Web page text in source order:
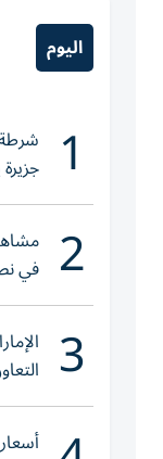
اليوم
1
2 في
3 حيوية